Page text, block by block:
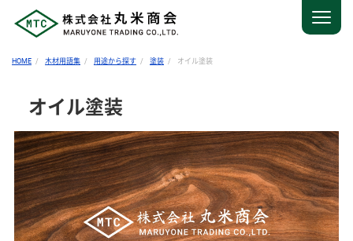
HOME 木材用語集 用途から探す 塗装 オイル塗装
オイル塗装